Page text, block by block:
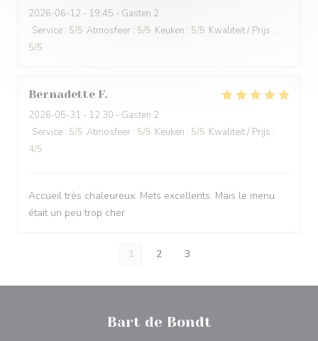
2026-06-12 - 19:45 - Gasten 2
Service : 5/5 Atmosfeer : 5/5 Keuken : 5/5 Kwaliteit / Prijs :
5/5
Bernadette F
2026-05-31 - 12:30 - Gasten 2
Service : 5/5 Atmosfeer : 5/5 Keuken : 5/5 Kwaliteit / Prijs :
4/5
Accueil très chaleureux. Mets excellents. Mais le menu
était un peu trop cher
1 2 3
Bart de Bondt